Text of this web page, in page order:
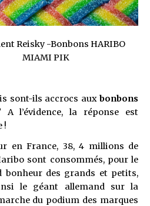
Reisky -Bonbons HARIBO
MIAMI PIK
sont-ils accrocs aux bonbons
A l’évidence, la réponse est
!
en France, 38, 4 millions de
sont consommés, pour le
bonheur des grands et petits,
le géant allemand sur la
du podium des marques